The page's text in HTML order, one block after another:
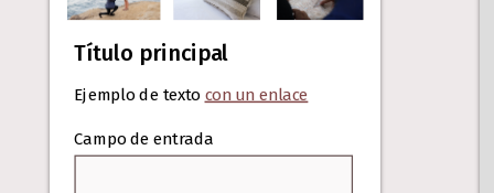
Título principal
Ejemplo de textocon un enlace
Campo de entrada